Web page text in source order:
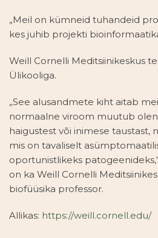
„Meil on kümneid tuhandeid
kes juhib projekti
Weill Cornelli Meditsiinikeskus
Ülikooliga.
„See alusandmete kiht aitab
normaalne viroom muutub
haigustest või inimese taustast,
mis on tavaliselt
oportunistlikeks
on ka Weill Cornelli
biofüüsika professor.
Allikas: https://weill.cornell.edu/